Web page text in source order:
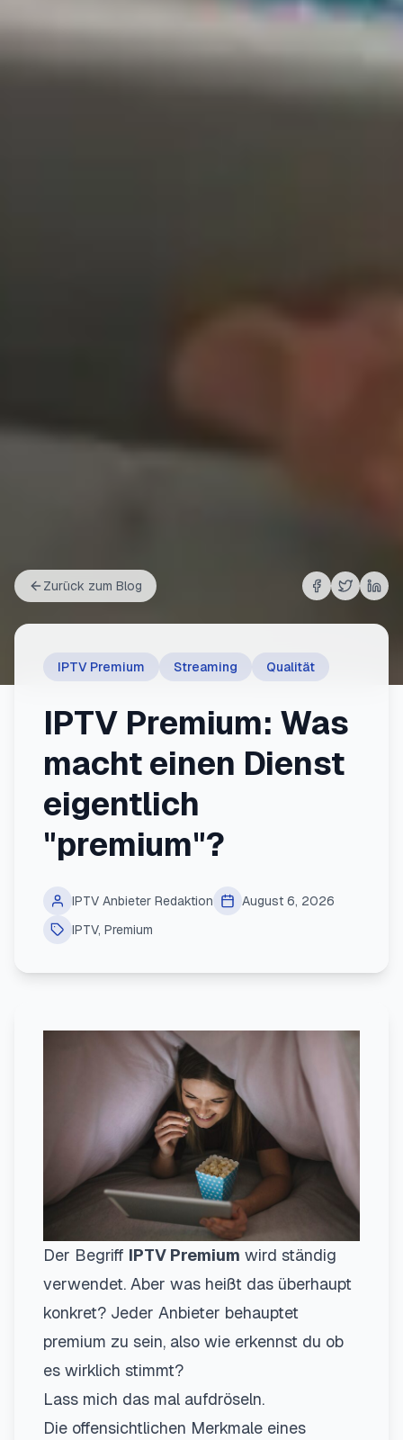
Zurück zum Blog
Share auf
Share
IPTV Premium Streaming Qualität
IPTV Premium: Was
macht einen Dienst
eigentlich
"premium"?
IPTV Anbieter Redaktion
August 6, 2026
IPTV, Premium
Der Begriff IPTV Premium wird ständig
verwendet. Aber was heißt das überhaupt
konkret? Jeder Anbieter behauptet
premium zu sein, also wie erkennst du ob
es wirklich stimmt?
Lass mich das mal aufdröseln.
Die offensichtlichen Merkmale eines